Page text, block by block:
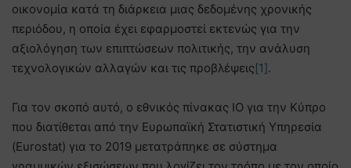
οικονομία κατά τη διάρκεια μιας δεδομένης χρονικής
περιόδου, η οποία έχει εφαρμοστεί εκτενώς για την
αξιολόγηση των επιπτώσεων πολιτικής, την ανάλυση
τεχνολογικών αλλαγών και τις προβλέψεις[1].
Για τον σκοπό αυτό, ο εθνικός πίνακας IO για την Κύπρο
που διατίθεται από την Ευρωπαϊκή Στατιστική Υπηρεσία
(Eurostat) για το 2019 μετατράπηκε σε σύστημα